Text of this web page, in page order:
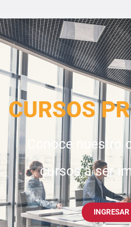
CURSOS
Conoce nuestro
cursos a ser
INGRESAR